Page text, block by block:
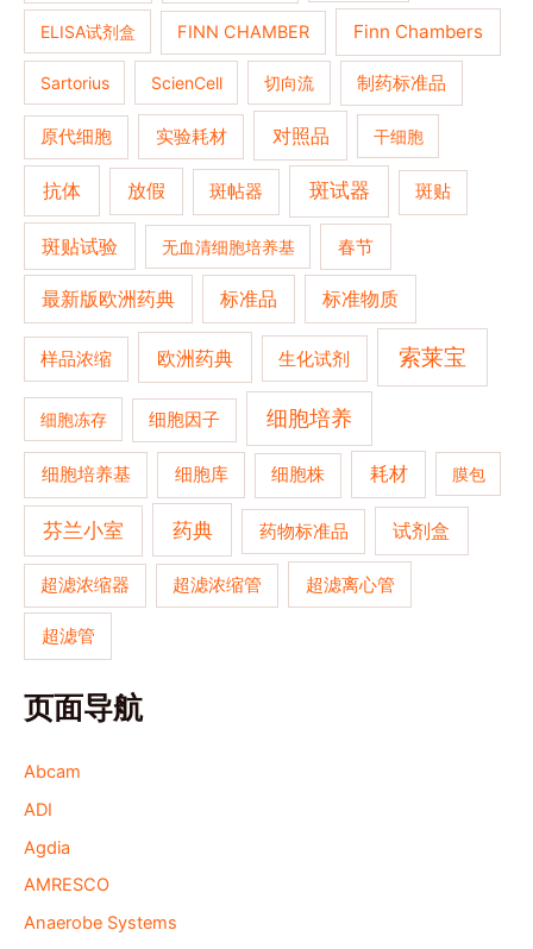
ELISA试剂盒 FINN CHAMBER Finn Chambers
Sartorius ScienCell 切向流 制药标准品
原代细胞 实验耗材 对照品 干细胞
抗体 放假 斑帖器 斑试器 斑贴
斑贴试验 无血清细胞培养基 春节
最新版欧洲药典 标准品 标准物质
样品浓缩 欧洲药典 生化试剂 索莱宝
细胞冻存 细胞因子 细胞培养
细胞培养基 细胞库 细胞株 耗材 膜包
芬兰小室 药典 药物标准品 试剂盒
超滤浓缩器 超滤浓缩管 超滤离心管
超滤管
页面导航
Abcam
ADI
Agdia
AMRESCO
Anaerobe Systems